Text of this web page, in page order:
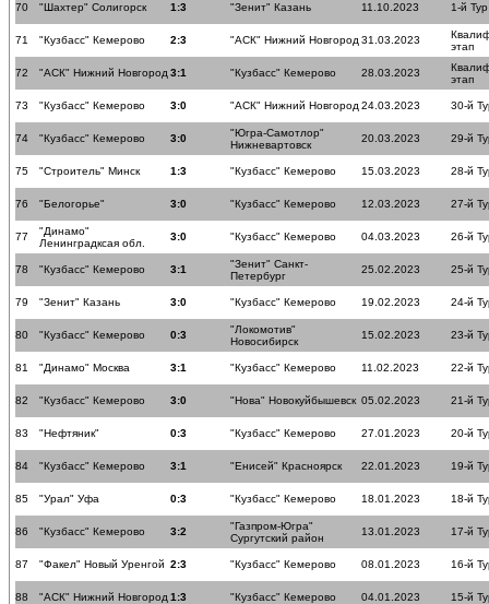
70 "Шахтер" Солигорск 1:3 "Зенит" Казань 11.10.2023 1-й Тур
71 "Кузбасс" Кемерово 2:3 "АСК" Нижний Новгород 31.03.2023
этап
72 "АСК" Нижний Новгород 3:1 "Кузбасс" Кемерово 28.03.2023
этап
73 "Кузбасс" Кемерово 3:0 "АСК" Нижний Новгород 24.03.2023 30-й
74 "Кузбасс" Кемерово 3:0
"Югра-Самотлор"
Нижневартовск
20.03.2023 29-й
75 "Строитель" Минск 1:3 "Кузбасс" Кемерово 15.03.2023 28-й
76 "Белогорье" 3:0 "Кузбасс" Кемерово 12.03.2023 27-й
77
"Динамо"
Ленинградксая обл.
3:0 "Кузбасс" Кемерово 04.03.2023 26-й
78 "Кузбасс" Кемерово 3:1
"Зенит" Санкт-
Петербург
25.02.2023 25-й
79 "Зенит" Казань 3:0 "Кузбасс" Кемерово 19.02.2023 24-й
80 "Кузбасс" Кемерово 0:3
"Локомотив"
Новосибирск
15.02.2023 23-й
81 "Динамо" Москва 3:1 "Кузбасс" Кемерово 11.02.2023 22-й
82 "Кузбасс" Кемерово 3:0 "Нова" Новокуйбышевск 05.02.2023 21-й
83 "Нефтяник" 0:3 "Кузбасс" Кемерово 27.01.2023 20-й
84 "Кузбасс" Кемерово 3:1 "Енисей" Красноярск 22.01.2023 19-й
85 "Урал" Уфа 0:3 "Кузбасс" Кемерово 18.01.2023 18-й
86 "Кузбасс" Кемерово 3:2
"Газпром-Югра"
Сургутский район
13.01.2023 17-й
87 "Факел" Новый Уренгой 2:3 "Кузбасс" Кемерово 08.01.2023 16-й
88 "АСК" Нижний Новгород 1:3 "Кузбасс" Кемерово 04.01.2023 15-й